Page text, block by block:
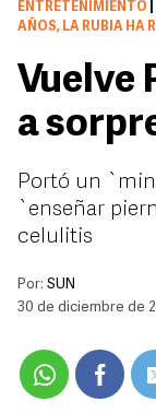
ENTRETENIMIENTO
AÑOS, LA RUBIA HA
Vuelve
a
Portó un
`enseñar
celulitis
Por: SUN
30 de diciembre de